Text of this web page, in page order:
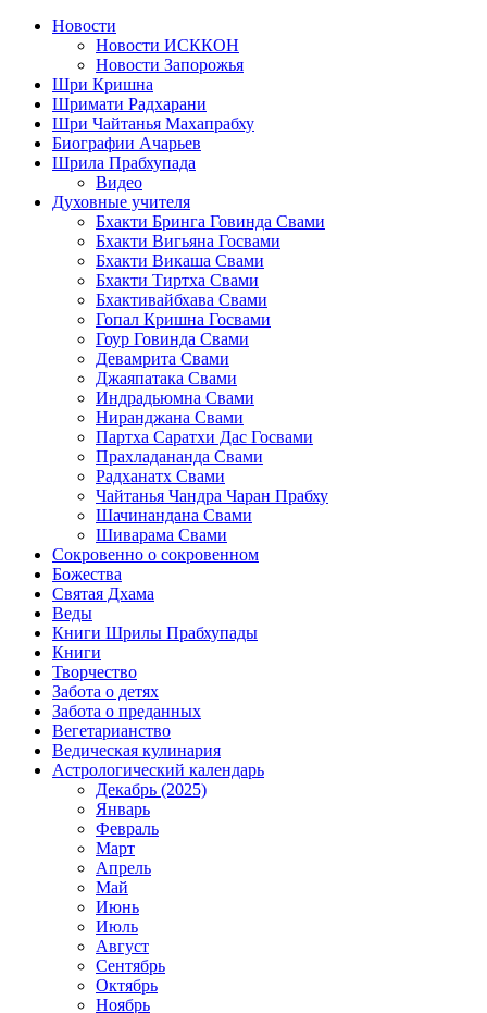
Новости
Новости ИСККОН
Новости Запорожья
Шри Кришна
Шримати Радхарани
Шри Чайтанья Махапрабху
Биографии Ачарьев
Шрила Прабхупада
Видео
Духовные учителя
Бхакти Бринга Говинда Свами
Бхакти Вигьяна Госвами
Бхакти Викаша Свами
Бхакти Тиртха Свами
Бхактивайбхава Свами
Гопал Кришна Госвами
Гоур Говинда Свами
Девамрита Свами
Джаяпатака Свами
Индрадьюмна Свами
Ниранджана Свами
Партха Саратхи Дас Госвами
Прахладананда Свами
Радханатх Свами
Чайтанья Чандра Чаран Прабху
Шачинандана Свами
Шиварама Свами
Сокровенно о сокровенном
Божества
Святая Дхама
Веды
Книги Шрилы Прабхупады
Книги
Творчество
Забота о детях
Забота о преданных
Вегетарианство
Ведическая кулинария
Астрологический календарь
Декабрь (2025)
Январь
Февраль
Март
Апрель
Май
Июнь
Июль
Август
Сентябрь
Октябрь
Ноябрь